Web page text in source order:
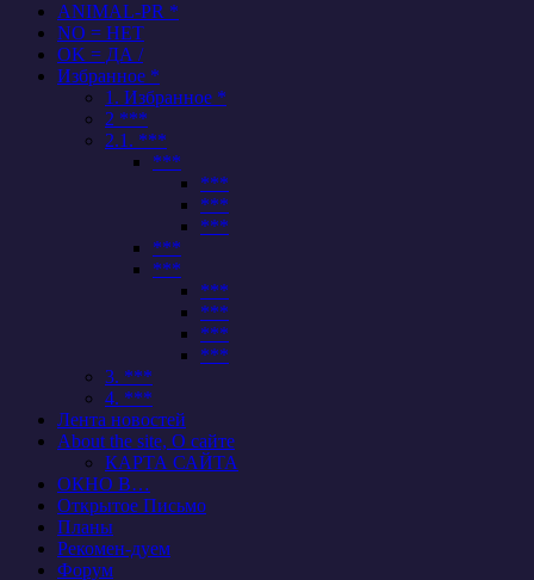
ANIMAL-PR *
NO = НЕТ
OK = ДА /
Избранное *
1. Избранное *
2 ***
2.1. ***
***
***
***
***
***
***
***
***
***
***
3. ***
4. ***
Лента новостей
About the site, О сайте
КАРТА САЙТА
ОКНО В…
Открытое Письмо
Планы
Рекомен-дуем
Форум